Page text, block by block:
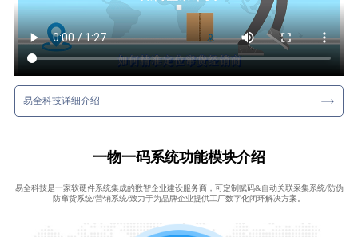
易全科技详细介绍
一物一码系统功能模块介绍
易全科技是一家软硬件系统集成的数智企业建设服务商，可定制赋码&自动关联采集系统/防伪
防窜货系统/营销系统/致力于为品牌企业提供工厂数字化闭环解决方案。